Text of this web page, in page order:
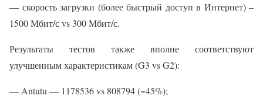
— скорость загрузки (более быстрый доступ в Интернет) –
1500 Мбит/с vs 300 Мбит/с.
Результаты тестов также вполне соответствуют
улучшенным характеристикам (G3 vs G2):
— Antutu — 1178536 vs 808794 (~45%);